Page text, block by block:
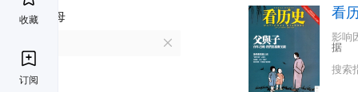
收藏
订阅
首字母 看
影响
据
搜索